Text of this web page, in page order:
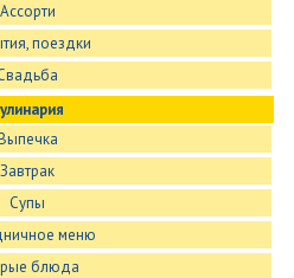
Ассорти
поездки
Завтрак
Супы
меню
блюда